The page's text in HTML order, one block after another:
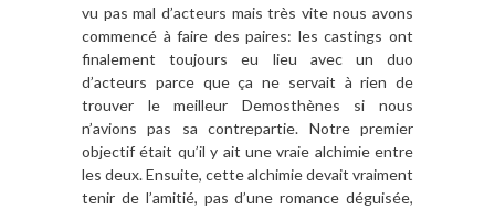
vu pas mal d’acteurs mais très vite nous avons
commencé à faire des paires: les castings ont
finalement toujours eu lieu avec un duo
d’acteurs parce que ça ne servait à rien de
trouver le meilleur Demosthènes si nous
n’avions pas sa contrepartie. Notre premier
objectif était qu’il y ait une vraie alchimie entre
les deux. Ensuite, cette alchimie devait vraiment
tenir de l’amitié, pas d’une romance déguisée,